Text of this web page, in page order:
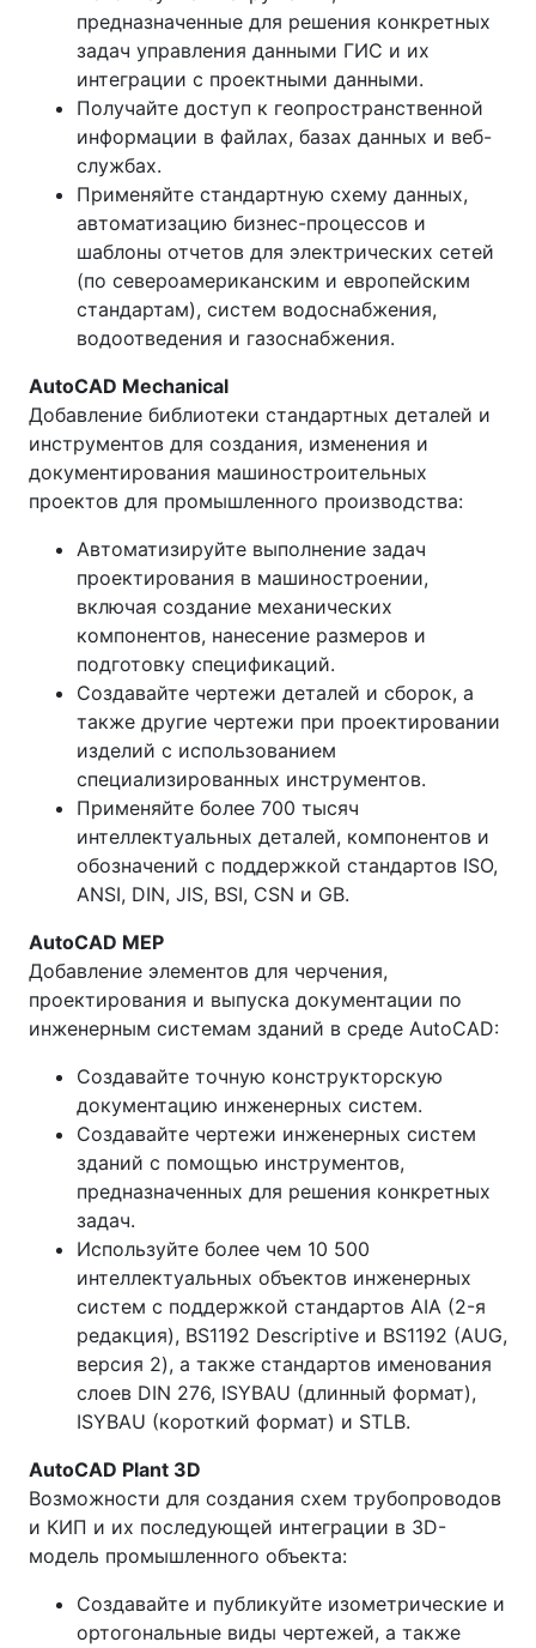
предназначенные для решения конкретных
задач управления данными ГИС и их
интеграции с проектными данными.
Получайте доступ к геопространственной
информации в файлах, базах данных и веб-
службах.
Применяйте стандартную схему данных,
автоматизацию бизнес-процессов и
шаблоны отчетов для электрических сетей
(по североамериканским и европейским
стандартам), систем водоснабжения,
водоотведения и газоснабжения.
AutoCAD Mechanical
Добавление библиотеки стандартных деталей и
инструментов для создания, изменения и
документирования машиностроительных
проектов для промышленного производства:
Автоматизируйте выполнение задач
проектирования в машиностроении,
включая создание механических
компонентов, нанесение размеров и
подготовку спецификаций.
Создавайте чертежи деталей и сборок, а
также другие чертежи при проектировании
изделий с использованием
специализированных инструментов.
Применяйте более 700 тысяч
интеллектуальных деталей, компонентов и
обозначений с поддержкой стандартов ISO,
ANSI, DIN, JIS, BSI, CSN и GB.
AutoCAD MEP
Добавление элементов для черчения,
проектирования и выпуска документации по
инженерным системам зданий в среде AutoCAD:
Создавайте точную конструкторскую
документацию инженерных систем.
Создавайте чертежи инженерных систем
зданий с помощью инструментов,
предназначенных для решения конкретных
задач.
Используйте более чем 10 500
интеллектуальных объектов инженерных
систем с поддержкой стандартов AIA (2-я
редакция), BS1192 Descriptive и BS1192 (AUG,
версия 2), а также стандартов именования
слоев DIN 276, ISYBAU (длинный формат),
ISYBAU (короткий формат) и STLB.
AutoCAD Plant 3D
Возможности для создания схем трубопроводов
и КИП и их последующей интеграции в 3D-
модель промышленного объекта:
Создавайте и публикуйте изометрические и
ортогональные виды чертежей, а также